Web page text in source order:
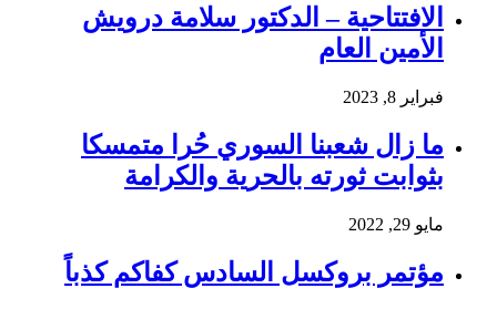
الافتتاحية – الدكتور سلامة درويش
الأمين العام
فبراير 8, 2023
ما زال شعبنا السوري حُرا متمسكا
بثوابت ثورته بالحرية والكرامة
مايو 29, 2022
مؤتمر بروكسل السادس كفاكم كذباً